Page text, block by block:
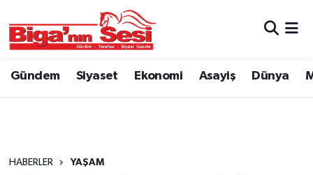
Gündem Siyaset Ekonomi Asayiş Dünya
HABERLER YAŞAM
Asayiş
Belediye
Çanakkale Hava Durumu
Tüm Manşetler